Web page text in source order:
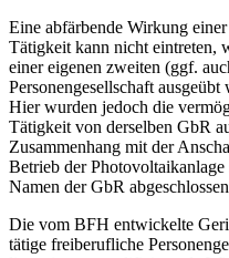
Eine abfärbende Wirkung
Tätigkeit kann nicht eintreten,
einer eigenen zweiten (ggf.
Personengesellschaft
Hier wurden jedoch die
Tätigkeit von derselben GbR
Zusammenhang mit der
Betrieb der
Namen der GbR
Die vom BFH entwickelte
tätige freiberufliche